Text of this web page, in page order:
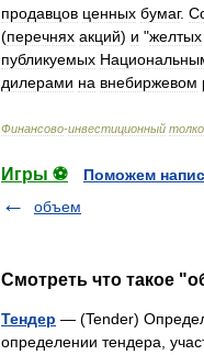
продавцов ценных бумаг.
(перечнях акций) и "желтых
публикуемых
дилерами на внебиржевом
Финансово-инвестиционный
Игры ⚽
Поможем
объем
Смотреть что такое
Тендер — (Tender)
определении тендера,